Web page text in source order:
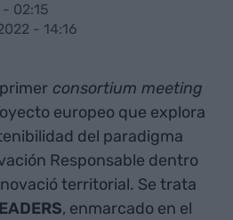
02:15
- 14:16
consortium meeting
europeo que explora
del paradigma
Responsable dentro
territorial. Se trata
, enmarcado en el